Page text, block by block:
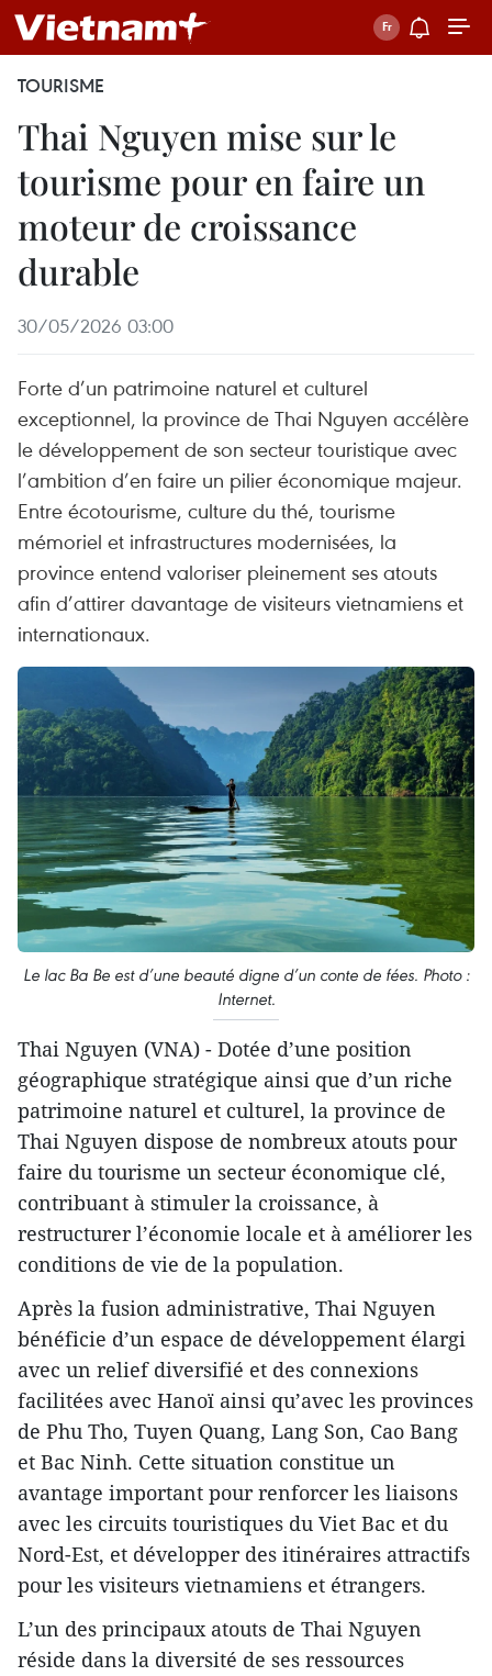
TOURISME
Thai Nguyen mise sur le
tourisme pour en faire un
moteur de croissance
durable
30/05/2026 03:00
Forte d’un patrimoine naturel et culturel
exceptionnel, la province de Thai Nguyen accélère
le développement de son secteur touristique avec
l’ambition d’en faire un pilier économique majeur.
Entre écotourisme, culture du thé, tourisme
mémoriel et infrastructures modernisées, la
province entend valoriser pleinement ses atouts
afin d’attirer davantage de visiteurs vietnamiens et
internationaux.
Le lac Ba Be est d’une beauté digne d’un conte de fées. Photo :
Internet.
Thai Nguyen (VNA) - Dotée d’une position
géographique stratégique ainsi que d’un riche
patrimoine naturel et culturel, la province de
Thai Nguyen dispose de nombreux atouts pour
faire du tourisme un secteur économique clé,
contribuant à stimuler la croissance, à
restructurer l’économie locale et à améliorer les
conditions de vie de la population.
Après la fusion administrative, Thai Nguyen
bénéficie d’un espace de développement élargi
avec un relief diversifié et des connexions
facilitées avec Hanoï ainsi qu’avec les provinces
de Phu Tho, Tuyen Quang, Lang Son, Cao Bang
et Bac Ninh. Cette situation constitue un
avantage important pour renforcer les liaisons
avec les circuits touristiques du Viet Bac et du
Nord-Est, et développer des itinéraires attractifs
pour les visiteurs vietnamiens et étrangers.
L’un des principaux atouts de Thai Nguyen
réside dans la diversité de ses ressources